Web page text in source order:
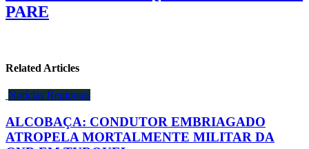
PARE
Related Articles
Notícias Regionais
ALCOBAÇA: CONDUTOR EMBRIAGADO
ATROPELA MORTALMENTE MILITAR DA